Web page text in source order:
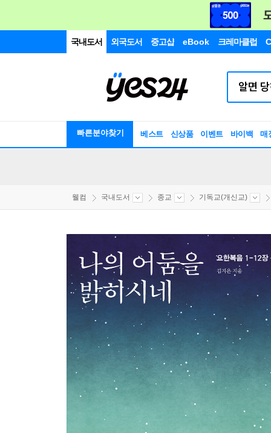
국내도서 외국도서 중고샵 eBook 크레마클럽
빠른분야찾기 베스트 신상품 이벤트 바이백 매
웰컴 국내도서 종교 기독교(개신교)